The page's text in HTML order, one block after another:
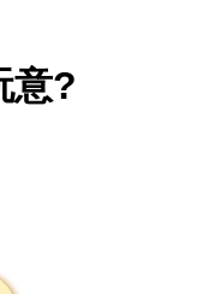
意?